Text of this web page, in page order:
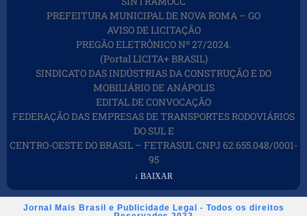
PREFEITURA MUNICIPAL DE NOVA ROMA – GO
AVISO DE LICITAÇÃO
PREGÃO ELETRÔNICO Nº 27/2024.
(Portal LICITA+ BRASIL)
SINDICATO DAS INDÚSTRIAS DA CONSTRUÇÃO E DO
MOBILIÁRIO DE ANÁPOLIS
EDITAL DE CONVOCAÇÃO
FEDERAÇÃO DAS EMPRESAS DE TRANSPORTES RODOVIÁRIOS
DO SUL E
CENTRO-OESTE DO BRASIL – FETRASUL CNPJ 62.655.048/0001-
95
↓ BAIXAR
Jornal Mais Brasil e Publicidade Legal - Todos os direitos